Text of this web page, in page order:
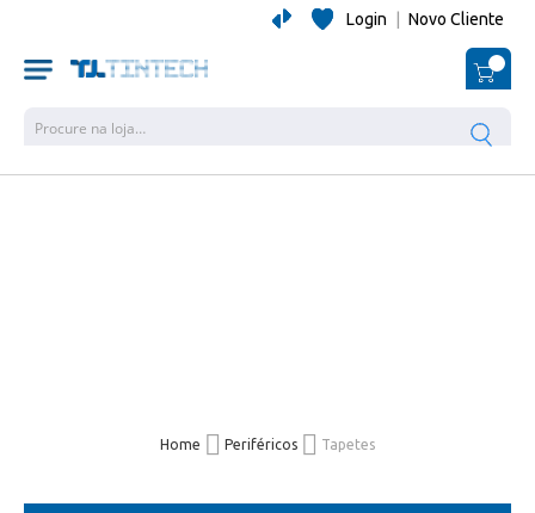
Login Novo Cliente
O
Home Periféricos Tapetes